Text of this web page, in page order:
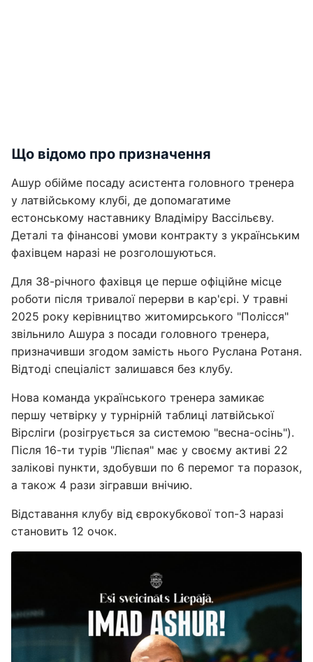
Що відомо про призначення
Ашур обійме посаду асистента головного тренера
у латвійському клубі, де допомагатиме
естонському наставнику Владіміру Вассільєву.
Деталі та фінансові умови контракту з українським
фахівцем наразі не розголошуються.
Для 38-річного фахівця це перше офіційне місце
роботи після тривалої перерви в кар'єрі. У травні
2025 року керівництво житомирського "Полісся"
звільнило Ашура з посади головного тренера,
призначивши згодом замість нього Руслана Ротаня.
Відтоді спеціаліст залишався без клубу.
Нова команда українського тренера замикає
першу четвірку у турнірній таблиці латвійської
Вірсліги (розігрується за системою "весна-осінь").
Після 16-ти турів "Лієпая" має у своєму активі 22
залікові пункти, здобувши по 6 перемог та поразок,
а також 4 рази зігравши внічию.
Відставання клубу від єврокубкової топ-3 наразі
становить 12 очок.